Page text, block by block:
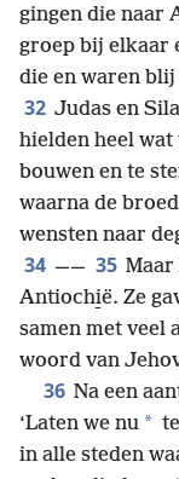
gingen die naar
groep bij elkaar
die en waren
32 Judas en
hielden heel
bouwen en te
waarna de
wensten naar
34 —— 35 Maar
Antiochi̱ë. Ze
samen met veel
woord van
36 Na een
‘Laten we nu *
in alle steden